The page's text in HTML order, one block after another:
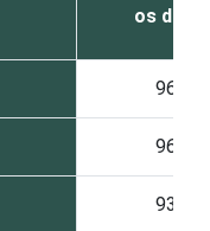
os dias
96
96
93